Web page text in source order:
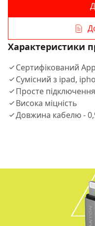
Характеристики
Сертифiкований
Сумiсний з ipad,
Просте
Висока мiцнiсть
Довжина кабелю -